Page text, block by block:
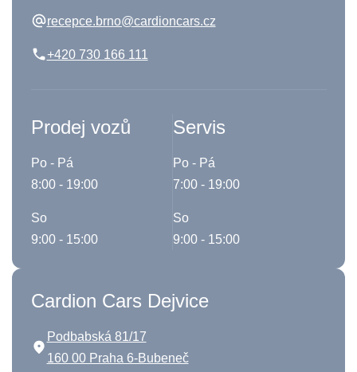
recepce.brno@cardioncars.cz
+420 730 166 111
Prodej vozů
Po - Pá
8:00 - 19:00
So
9:00 - 15:00
Servis
Po - Pá
7:00 - 19:00
So
9:00 - 15:00
Cardion Cars Dejvice
Podbabská 81/17
160 00 Praha 6-Bubeneč